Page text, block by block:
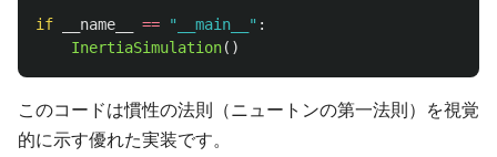
if __name__ == " __main__ " :
InertiaSimulation()
このコードは慣性の法則（ニュートンの第一法則）を視覚
的に示す優れた実装です。